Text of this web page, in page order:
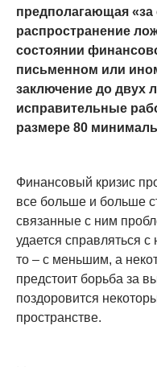
предполагающая «за
распространение
состоянии
письменном или
заключение до двух
исправительные
размере 80
Финансовый кризис
все больше и больше
связанные с ним
удается справляться
то – с меньшим, а
предстоит борьба за
поздоровится
пространстве.